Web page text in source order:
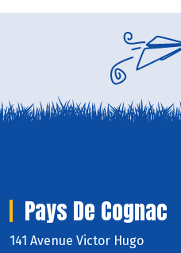
Pays De Cognac
141 Avenue Victor Hugo